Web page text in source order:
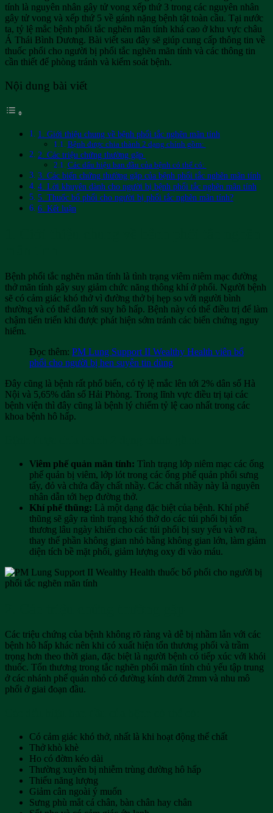
tính là nguyên nhân gây tử vong xếp thứ 3 trong các nguyên nhân
gây tử vong và xếp thứ 5 về gánh nặng bệnh tật toàn cầu. Tại nước
ta, tỷ lệ mắc bệnh phổi tắc nghẽn mãn tính khá cao ở khu vực châu
Á Thái Bình Dương. Bài viết sau đây sẽ giúp cung cấp thông tin về
thuốc phổi cho người bị phổi tắc nghẽn mãn tính và các thông tin
cần thiết để phòng tránh và kiểm soát bệnh.
Nội dung bài viết
1. Giới thiệu chung về bệnh phổi tắc nghẽn mãn tính
Bệnh được chia thành 2 dạng chính gồm:
2. Các triệu chứng thường gặp
Các dấu hiệu ban đầu của bệnh có thể có:
3. Các biến chứng thường gặp của bệnh phổi tắc nghẽn mãn tính
4. Lời khuyên dành cho người bị bệnh phổi tắc nghẽn mãn tính
5. Thuốc bổ phổi cho người bị phổi tắc nghẽn mãn tính?
6. Kết luận
Bệnh phổi tắc nghẽn mãn tính là tình trạng viêm niêm mạc đường
thở mãn tính gây suy giảm chức năng thông khí ở phổi. Người bệnh
sẽ có cảm giác khó thở vì đường thở bị hẹp so với người bình
thường và có thể dẫn tới suy hô hấp. Bệnh này có thể điều trị để làm
chậm tiến triển khi được phát hiện sớm tránh các biến chứng nguy
hiểm.
Đọc thêm: PM Lung Support II Wealthy Health viên bổ
phổi cho người bị hen suyễn tin dùng
Đây cũng là bệnh rất phổ biến, có tỷ lệ mắc lên tới 2% dân số Hà
Nội và 5,65% dân số Hải Phòng. Trong lĩnh vực điều trị tại các
bệnh viện thì đây cũng là bệnh lý chiếm tỷ lệ cao nhất trong các
khoa bệnh hô hấp.
Viêm phế quản mãn tính: Tình trạng lớp niêm mạc các ống
phế quản bị viêm, lớp lót trong các ống phế quản phổi sưng
tấy, đỏ và chứa đầy chất nhầy. Các chất nhầy này là nguyên
nhân dẫn tới hẹp đường thở.
Khí phế thũng: Là một dạng đặc biệt của bệnh. Khí phế
thũng sẽ gây ra tình trạng khó thở do các túi phổi bị tổn
thương lâu ngày khiến cho các túi phổi bị suy yếu và vỡ ra,
thay thế phần không gian nhỏ bằng không gian lớn, làm giảm
diện tích bề mặt phổi, giảm lượng oxy đi vào máu.
Các triệu chứng của bệnh không rõ ràng và dễ bị nhầm lẫn với các
bệnh hô hấp khác nên khi có xuất hiện tổn thương phổi và trầm
trọng hơn theo thời gian, đặc biệt là người bệnh có tiếp xúc với khói
thuốc. Tổn thương trong tắc nghẽn phổi mãn tính chủ yếu tập trung
ở các nhánh phế quản nhỏ có đường kính dưới 2mm và nhu mô
phổi ở giai đoạn đầu.
Có cảm giác khó thở, nhất là khi hoạt động thể chất
Thở khò khè
Ho có đờm kéo dài
Thường xuyên bị nhiễm trùng đường hô hấp
Thiếu năng lượng
Giảm cân ngoài ý muốn
Sưng phù mắt cá chân, bàn chân hay chân